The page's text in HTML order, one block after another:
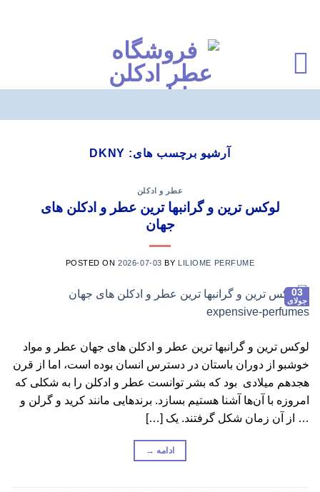
آرشیو برچسب های: DKNY
عطر و ادکلن
لوکس ترین و گرانبها ترین عطر و ادکلن های
جهان
POSTED ON2026-07-03 BY LILIOME PERFUME
03
جولای
لوکس ترین و گرانبها ترین عطر و ادکلن های جهان عطر و مواد
خوشبو از دوران باستان در دسترس انسان بوده است، اما از قرن
هجدهم میلادی بود که بشر توانست عطر و ادکلن را به شکلی که
امروزه با آن‌ها آشنا هستیم بسازد. برندهایی مانند کرید و گرلن و
… از آن زمان شکل گرفتند. یک […]
ادامه →